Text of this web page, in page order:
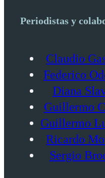
Periodistas y
Claudio
Federico
Diana
Guillermo
Guillermo
Ricardo
Sergio